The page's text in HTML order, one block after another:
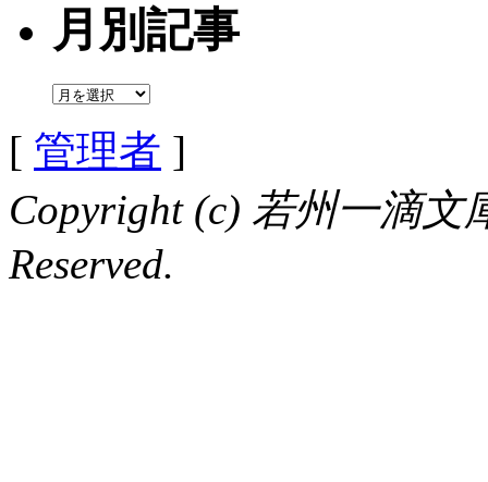
月別記事
月
記
事
[ 管理者 ]
Copyright (c) 若州一滴
Reserved.